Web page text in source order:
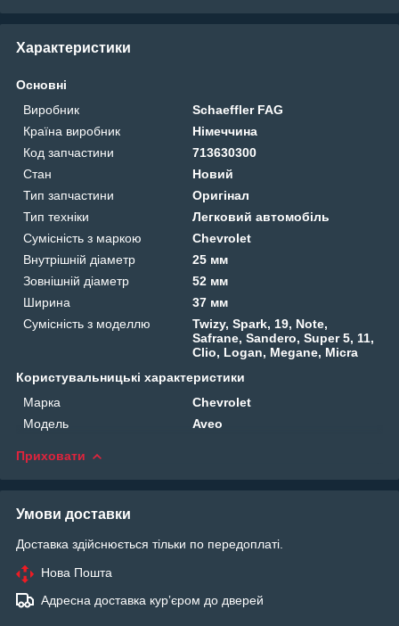
Характеристики
Основні
Виробник
Schaeffler FAG
Країна виробник
Німеччина
Код запчастини
713630300
Стан
Новий
Тип запчастини
Оригінал
Тип техніки
Легковий автомобіль
Сумісність з маркою
Chevrolet
Внутрішній діаметр
25 мм
Зовнішній діаметр
52 мм
Ширина
37 мм
Сумісність з моделлю
Twizy, Spark, 19, Note,
Safrane, Sandero, Super 5, 11,
Clio, Logan, Megane, Micra
Користувальницькі характеристики
Марка
Chevrolet
Модель
Aveo
Приховати
Умови доставки
Доставка здійснюється тільки по передоплаті.
Нова Пошта
Адресна доставка курʼєром до дверей